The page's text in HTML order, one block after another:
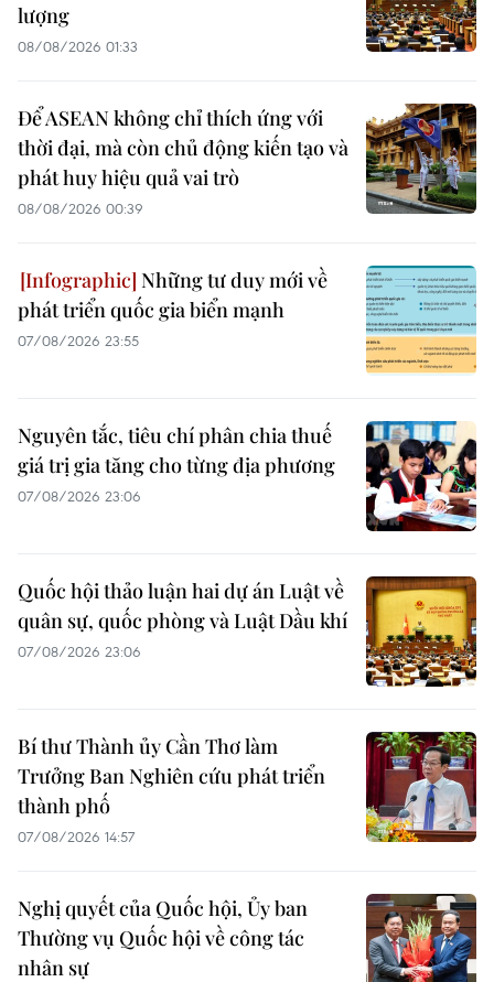
lượng
08/08/2026 01:33
Để ASEAN không chỉ thích ứng với
thời đại, mà còn chủ động kiến tạo và
phát huy hiệu quả vai trò
08/08/2026 00:39
Những tư duy mới về
phát triển quốc gia biển mạnh
07/08/2026 23:55
Nguyên tắc, tiêu chí phân chia thuế
giá trị gia tăng cho từng địa phương
07/08/2026 23:06
Quốc hội thảo luận hai dự án Luật về
quân sự, quốc phòng và Luật Dầu khí
07/08/2026 23:06
Bí thư Thành ủy Cần Thơ làm
Trưởng Ban Nghiên cứu phát triển
thành phố
07/08/2026 14:57
Nghị quyết của Quốc hội, Ủy ban
Thường vụ Quốc hội về công tác
nhân sự